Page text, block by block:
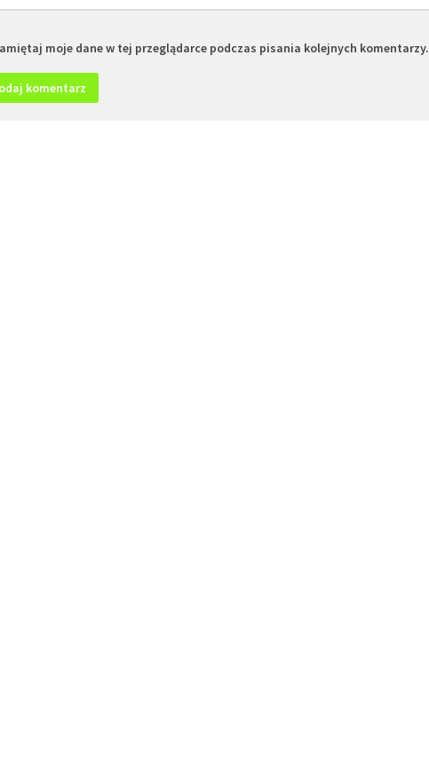
moje dane w tej przeglądarce podczas pisania kolejnych komentarzy.